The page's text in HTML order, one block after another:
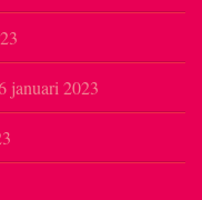
januari 2023